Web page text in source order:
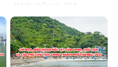
thành phố ngày 03-8